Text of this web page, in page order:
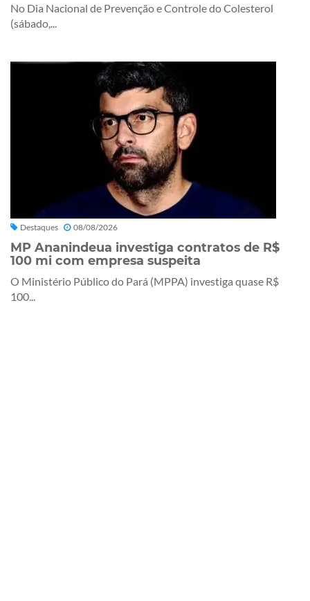
No Dia Nacional de Prevenção e Controle do Colesterol
(sábado,...
Destaques 08/08/2026
MP Ananindeua investiga contratos de R$
100 mi com empresa suspeita
O Ministério Público do Pará (MPPA) investiga quase R$
100...